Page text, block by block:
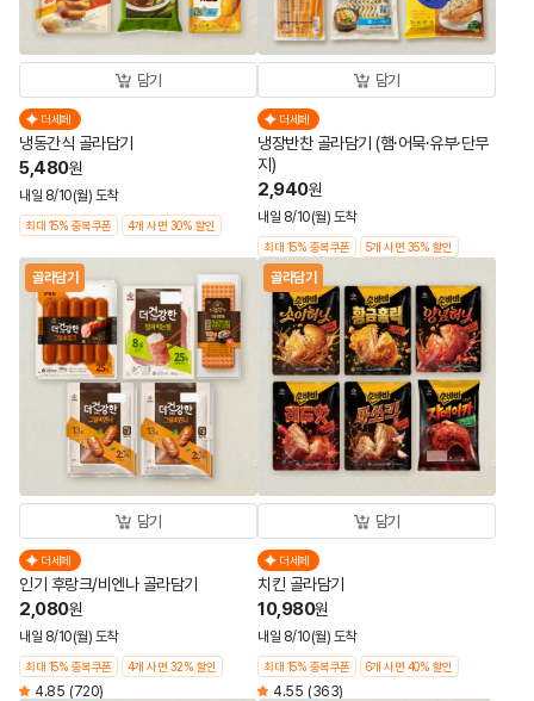
담기
더세페
냉동간식 골라담기
5,480원
내일 8/10(월) 도착
최대 15% 중복쿠폰 4개 사면 30% 할인
담기
더세페
냉장반찬 골라담기 (햄·어묵·유부·단무
지)
2,940원
내일 8/10(월) 도착
최대 15% 중복쿠폰 5개 사면 35% 할인
골라담기
담기
더세페
인기 후랑크/비엔나 골라담기
2,080원
내일 8/10(월) 도착
최대 15% 중복쿠폰 4개 사면 32% 할인
4.85 (720)
골라담기
담기
더세페
치킨 골라담기
10,980원
내일 8/10(월) 도착
최대 15% 중복쿠폰 6개 사면 40% 할인
4.55 (363)